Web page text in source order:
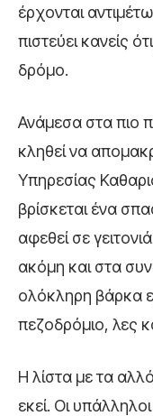
έρχονται
πιστεύει κανείς
δρόμο.
Ανάμεσα στα πιο
κληθεί να
Υπηρεσίας
βρίσκεται ένα
αφεθεί σε
ακόμη και στα
ολόκληρη βάρκα
πεζοδρόμιο, λες
Η λίστα με τα
εκεί. Οι